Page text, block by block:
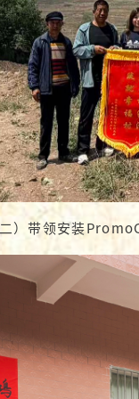
）带领安装